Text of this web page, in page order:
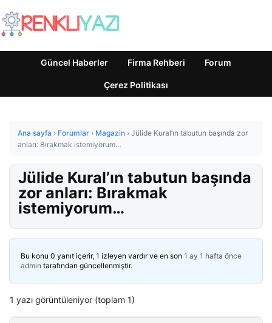
Güncel Haberler Firma Rehberi Forum
Çerez Politikası
Ana sayfa › Forumlar › Magazin › Jülide Kural’ın tabutun başında zor
anları: Bırakmak istemiyorum…
Jülide Kural’ın tabutun başında
zor anları: Bırakmak
istemiyorum…
Bu konu 0 yanıt içerir, 1 izleyen vardır ve en son 1 ay 1 hafta önce
admin tarafından güncellenmiştir.
1 yazı görüntüleniyor (toplam 1)